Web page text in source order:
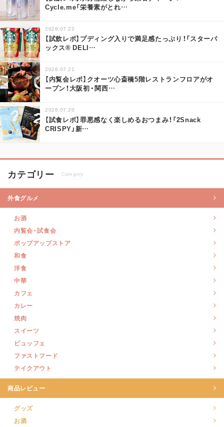
Cycle.me「栄養素がとれ…
2026.07.22
【試飲レポ】プディング入りで満足感たっぷり！「スターバ
ックス® DELI…
2026.07.21
【内覧会レポ】クオーツ心斎橋5階レストランフロアがオ
ープン！大阪初・関西…
2026.07.20
【試食レポ】罪悪感なく楽しめるおつまみ！「2Snack
CRISPY」新…
カテゴリー Category
外食グルメ
お酒
内覧会・試食会
ポップアップストア
和食
洋食
中華
カフェ
カレー
焼肉
スイーツ
ビュッフェ
ファストフード
テイクアウト
商品レビュー
グッズ
お酒